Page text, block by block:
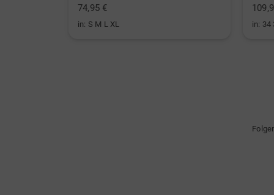
74,95 €
in: S M L XL in: 34